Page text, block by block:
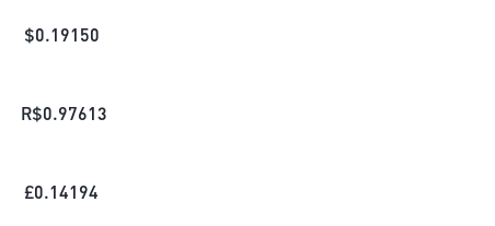
$0.19150
R$0.97613
£0.14194